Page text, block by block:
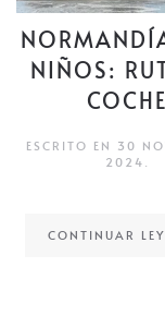
NIÑOS:
COCHE
ESCRITO EN 30
2024 .
CONTINUAR